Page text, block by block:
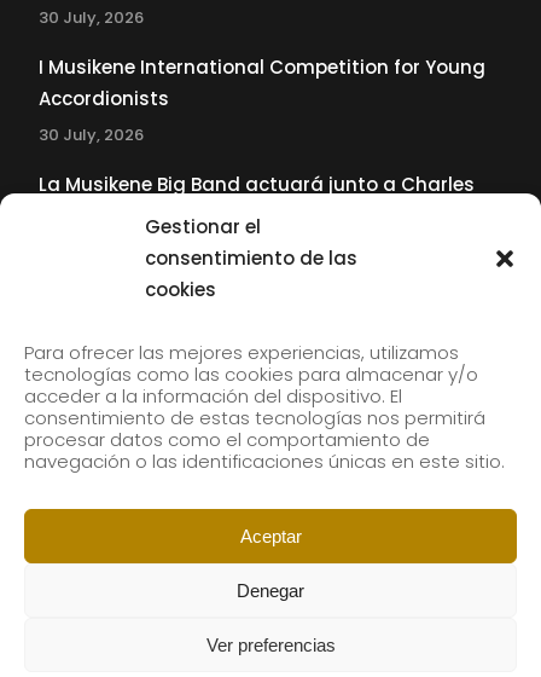
Gestionar el
consentimiento de las
cookies
Para ofrecer las mejores experiencias, utilizamos
tecnologías como las cookies para almacenar y/o
acceder a la información del dispositivo. El
consentimiento de estas tecnologías nos permitirá
procesar datos como el comportamiento de
navegación o las identificaciones únicas en este sitio.
Aceptar
Denegar
Ver preferencias
30 July, 2026
I Musikene International Competition for Young
Accordionists
30 July, 2026
La Musikene Big Band actuará junto a Charles
Tolliver en el 61 Jazzaldia
Subscribe to our newsletter to receive our news by
email.